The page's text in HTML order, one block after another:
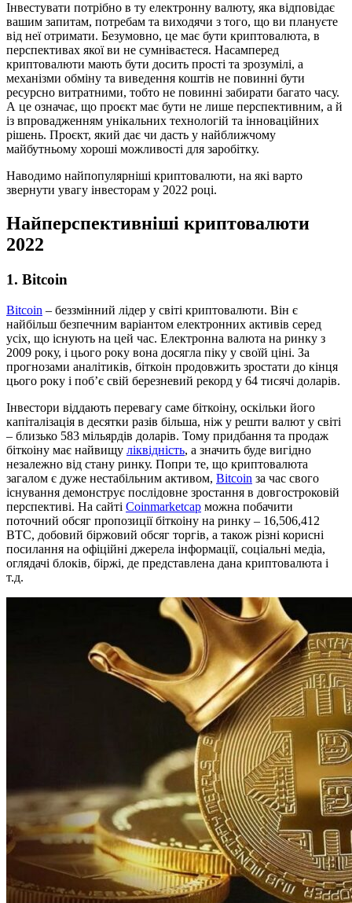
Інвестувати потрібно в ту електронну валюту, яка відповідає
вашим запитам, потребам та виходячи з того, що ви плануєте
від неї отримати. Безумовно, це має бути криптовалюта, в
перспективах якої ви не сумніваєтеся. Насамперед
криптовалюти мають бути досить прості та зрозумілі, а
механізми обміну та виведення коштів не повинні бути
ресурсно витратними, тобто не повинні забирати багато часу.
А це означає, що проєкт має бути не лише перспективним, а й
із впровадженням унікальних технологій та інноваційних
рішень. Проєкт, який дає чи дасть у найближчому
майбутньому хороші можливості для заробітку.
Наводимо найпопулярніші криптовалюти, на які варто
звернути увагу інвесторам у 2022 році.
Найперспективніші криптовалюти
2022
1. Bitcoin
Bitcoin – беззмінний лідер у світі криптовалюти. Він є
найбільш безпечним варіантом електронних активів серед
усіх, що існують на цей час. Електронна валюта на ринку з
2009 року, і цього року вона досягла піку у своїй ціні. За
прогнозами аналітиків, біткоін продовжить зростати до кінця
цього року і поб’є свій березневий рекорд у 64 тисячі доларів.
Інвестори віддають перевагу саме біткоіну, оскільки його
капіталізація в десятки разів більша, ніж у решти валют у світі
– близько 583 мільярдів доларів. Тому придбання та продаж
біткоіну має найвищу ліквідність, а значить буде вигідно
незалежно від стану ринку. Попри те, що криптовалюта
загалом є дуже нестабільним активом, Bitcoin за час свого
існування демонструє послідовне зростання в довгостроковій
перспективі. На сайті Coinmarketcap можна побачити
поточний обсяг пропозиції біткоіну на ринку – 16,506,412
BTC, добовий біржовий обсяг торгів, а також різні корисні
посилання на офіційні джерела інформації, соціальні медіа,
оглядачі блоків, біржі, де представлена дана криптовалюта і
т.д.